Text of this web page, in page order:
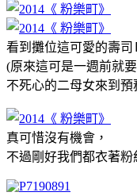
看到攤位這可愛的壽
(原來這可是一週前就
不死心的二母女來到
真可惜沒有機會，
不過剛好我們都衣著